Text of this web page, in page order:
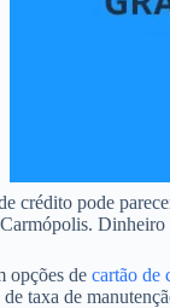
crédito pode
opções de cartão de
taxa de